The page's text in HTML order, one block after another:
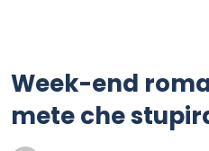
Week-end
mete che